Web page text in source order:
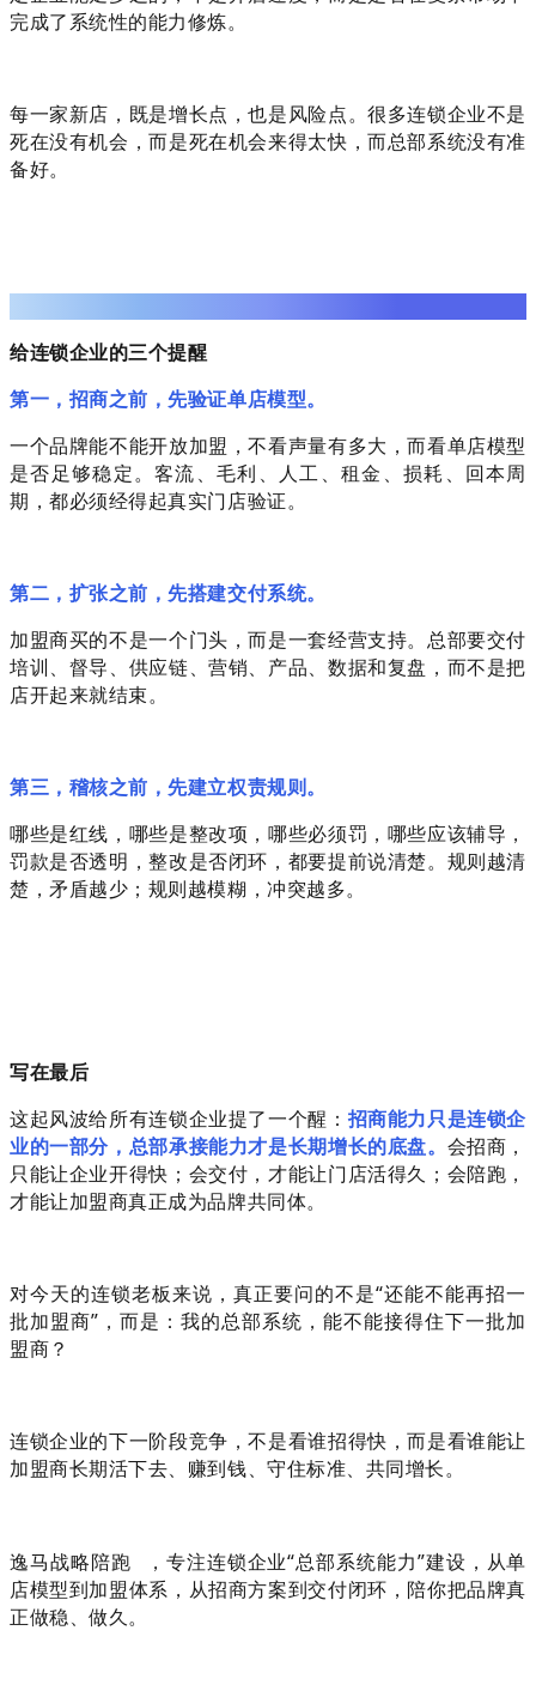
完成了系统性的能力修炼。
每一家新店，既是增长点，也是风险点。很多连锁企业不是
死在没有机会，而是死在机会来得太快，而总部系统没有准
备好。
给连锁企业的三个提醒
第一，招商之前，先验证单店模型。
一个品牌能不能开放加盟，不看声量有多大，而看单店模型
是否足够稳定。客流、毛利、人工、租金、损耗、回本周
期，都必须经得起真实门店验证。
第二，扩张之前，先搭建交付系统。
加盟商买的不是一个门头，而是一套经营支持。总部要交付
培训、督导、供应链、营销、产品、数据和复盘，而不是把
店开起来就结束。
第三，稽核之前，先建立权责规则。
哪些是红线，哪些是整改项，哪些必须罚，哪些应该辅导，
罚款是否透明，整改是否闭环，都要提前说清楚。规则越清
楚，矛盾越少；规则越模糊，冲突越多。
写在最后
这起风波给所有连锁企业提了一个醒： 招商能力只是连锁企
业的一部分，总部承接能力才是长期增长的底盘。 会招商，
只能让企业开得快；会交付，才能让门店活得久；会陪跑，
才能让加盟商真正成为品牌共同体。
对今天的连锁老板来说，真正要问的不是“还能不能再招一
批加盟商”，而是：我的总部系统，能不能接得住下一批加
盟商？
连锁企业的下一阶段竞争，不是看谁招得快，而是看谁能让
加盟商长期活下去、赚到钱、守住标准、共同增长。
逸马战略陪跑
，专注连锁企业“总部系统能力”建设，从单
店模型到加盟体系，从招商方案到交付闭环，陪你把品牌真
正做稳、做久。